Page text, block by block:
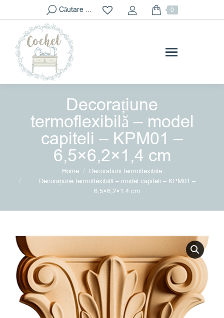
Search:Căutare ... 0
Decorațiune
termoflexibilă – model
capiteli – KPM01 –
6,5×6,2×1,4 cm
You are here:Home
Decoratiuni termoflexibile
Decorațiune termoflexibilă – model capiteli – KPM01 –
6,5×6,2×1,4 cm